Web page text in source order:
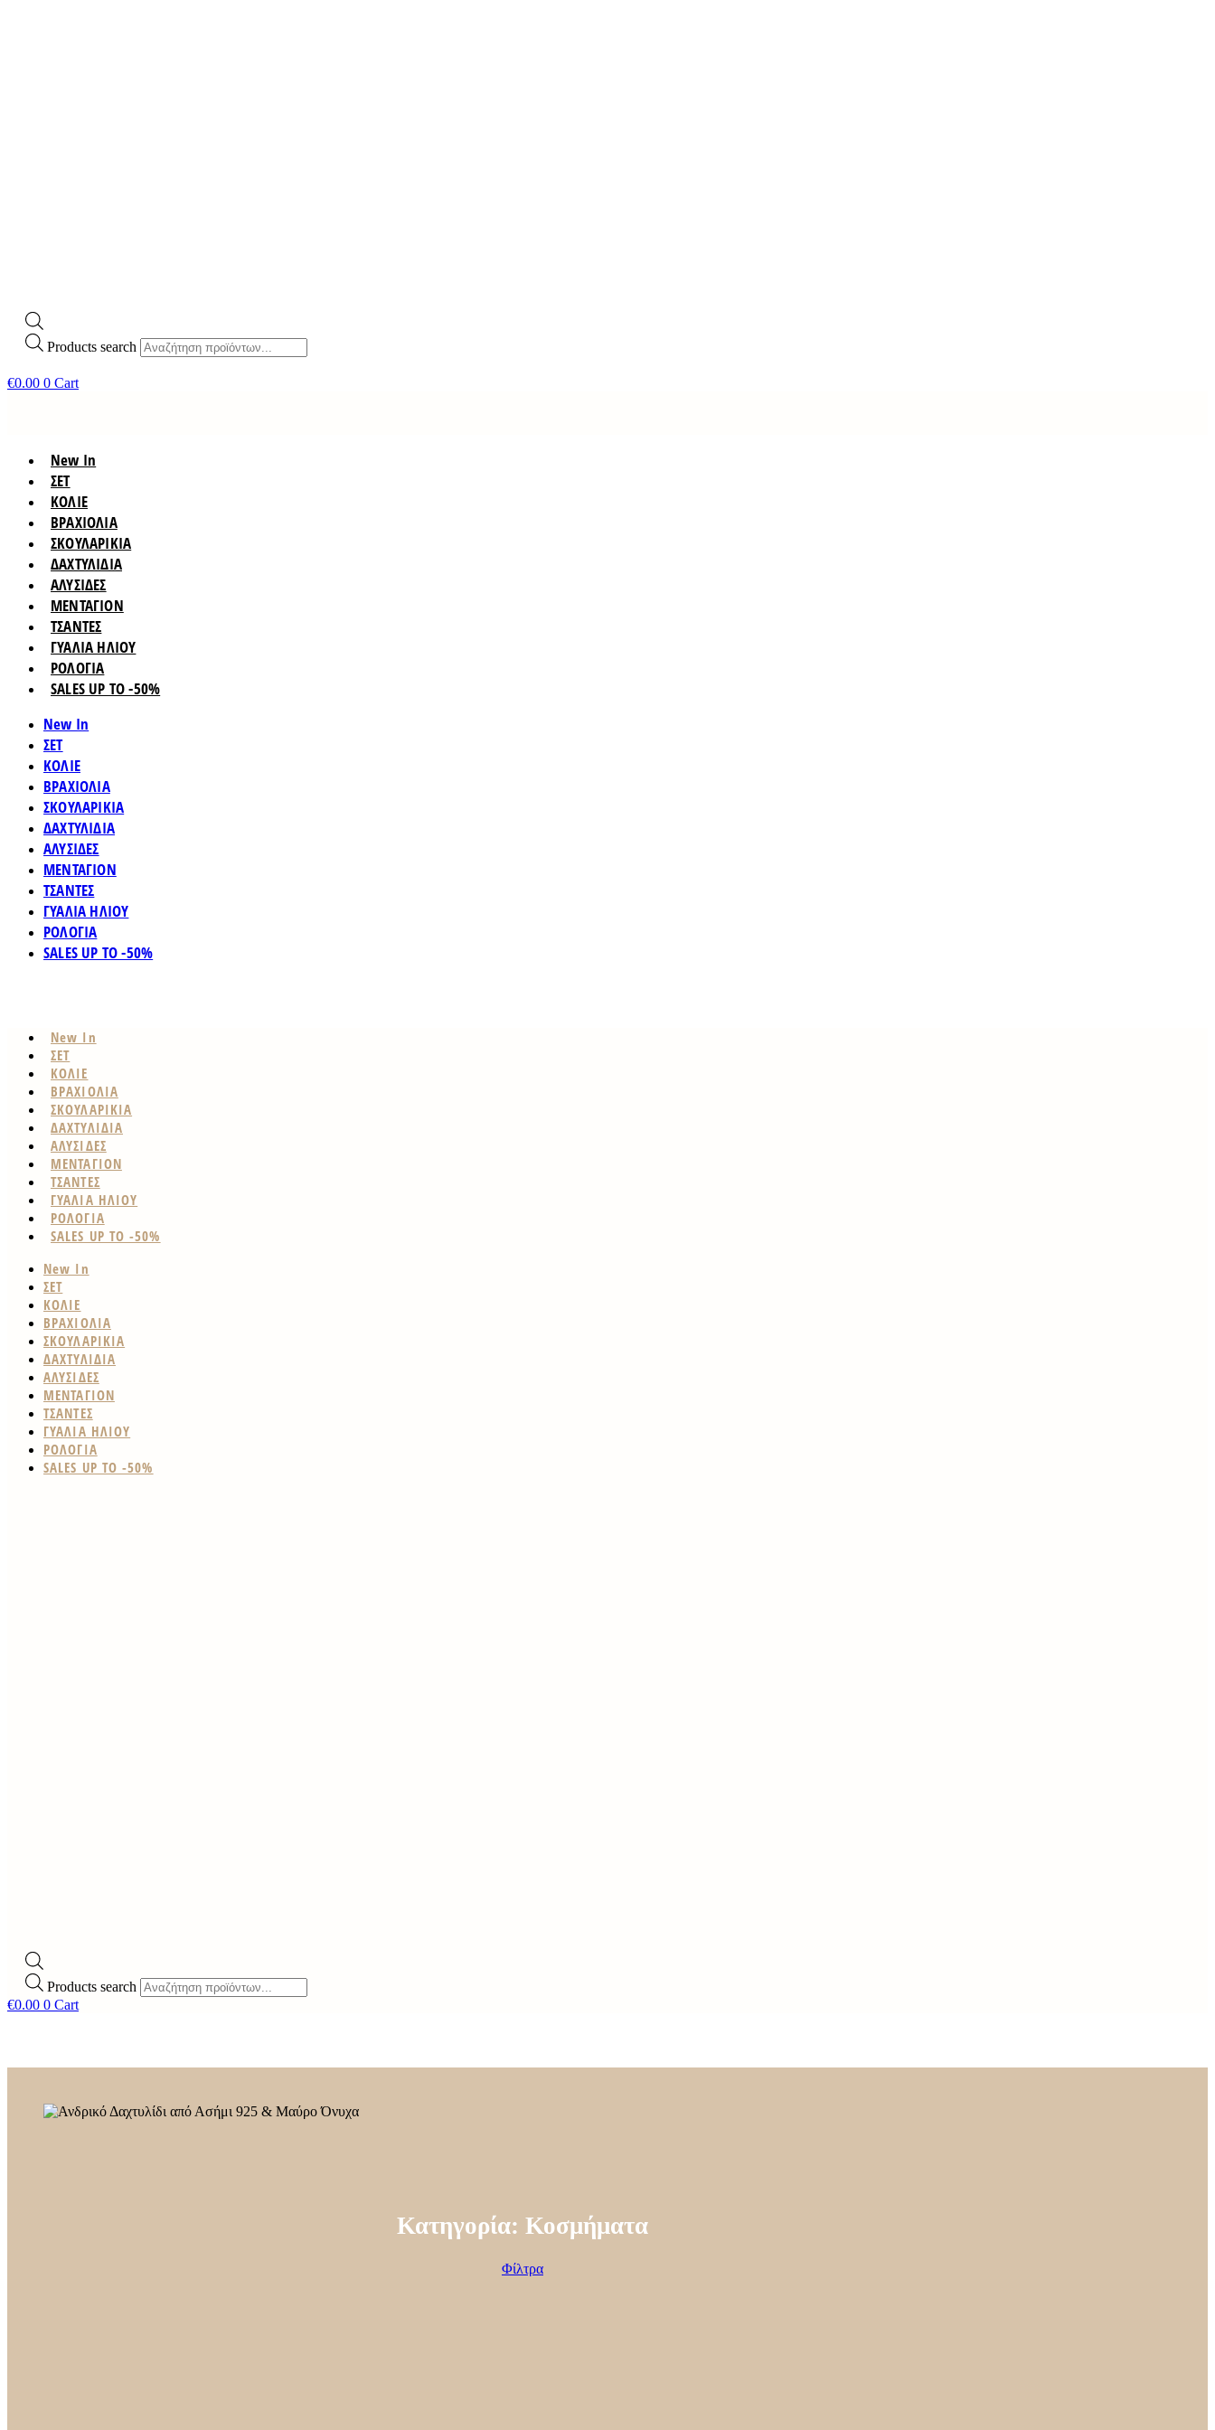
Products search
€0.00 0 Cart
New In
ΣΕΤ
ΚΟΛΙΕ
ΒΡΑΧΙΟΛΙΑ
ΣΚΟΥΛΑΡΙΚΙΑ
ΔΑΧΤΥΛΙΔΙΑ
ΑΛΥΣΙΔΕΣ
ΜΕΝΤΑΓΙΟΝ
ΤΣΑΝΤΕΣ
ΓΥΑΛΙΑ ΗΛΙΟΥ
ΡΟΛΟΓΙΑ
SALES UP TO -50%
New In
ΣΕΤ
ΚΟΛΙΕ
ΒΡΑΧΙΟΛΙΑ
ΣΚΟΥΛΑΡΙΚΙΑ
ΔΑΧΤΥΛΙΔΙΑ
ΑΛΥΣΙΔΕΣ
ΜΕΝΤΑΓΙΟΝ
ΤΣΑΝΤΕΣ
ΓΥΑΛΙΑ ΗΛΙΟΥ
ΡΟΛΟΓΙΑ
SALES UP TO -50%
New In
ΣΕΤ
ΚΟΛΙΕ
ΒΡΑΧΙΟΛΙΑ
ΣΚΟΥΛΑΡΙΚΙΑ
ΔΑΧΤΥΛΙΔΙΑ
ΑΛΥΣΙΔΕΣ
ΜΕΝΤΑΓΙΟΝ
ΤΣΑΝΤΕΣ
ΓΥΑΛΙΑ ΗΛΙΟΥ
ΡΟΛΟΓΙΑ
SALES UP TO -50%
New In
ΣΕΤ
ΚΟΛΙΕ
ΒΡΑΧΙΟΛΙΑ
ΣΚΟΥΛΑΡΙΚΙΑ
ΔΑΧΤΥΛΙΔΙΑ
ΑΛΥΣΙΔΕΣ
ΜΕΝΤΑΓΙΟΝ
ΤΣΑΝΤΕΣ
ΓΥΑΛΙΑ ΗΛΙΟΥ
ΡΟΛΟΓΙΑ
SALES UP TO -50%
Products search
€0.00 0 Cart
Κατηγορία: Κοσμήματα
Φίλτρα